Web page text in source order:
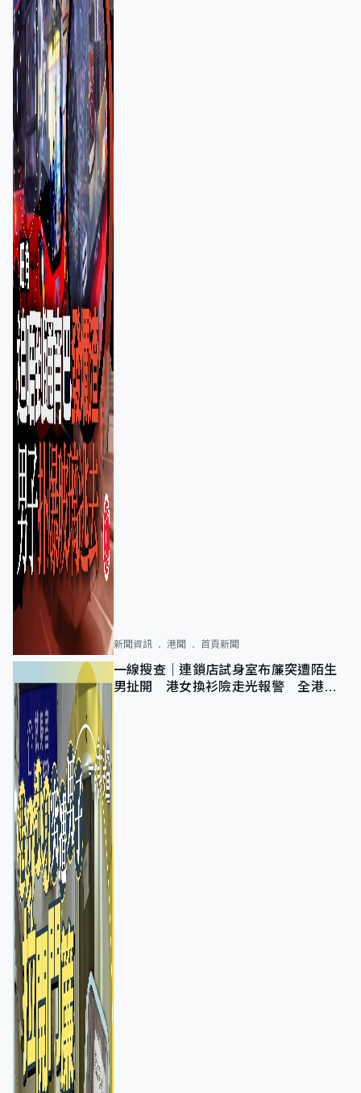
新聞資訊 港聞 首頁新聞
一線搜查｜連鎖店試身室布簾突遭陌生
男扯開 港女換衫險走光報警 全港分